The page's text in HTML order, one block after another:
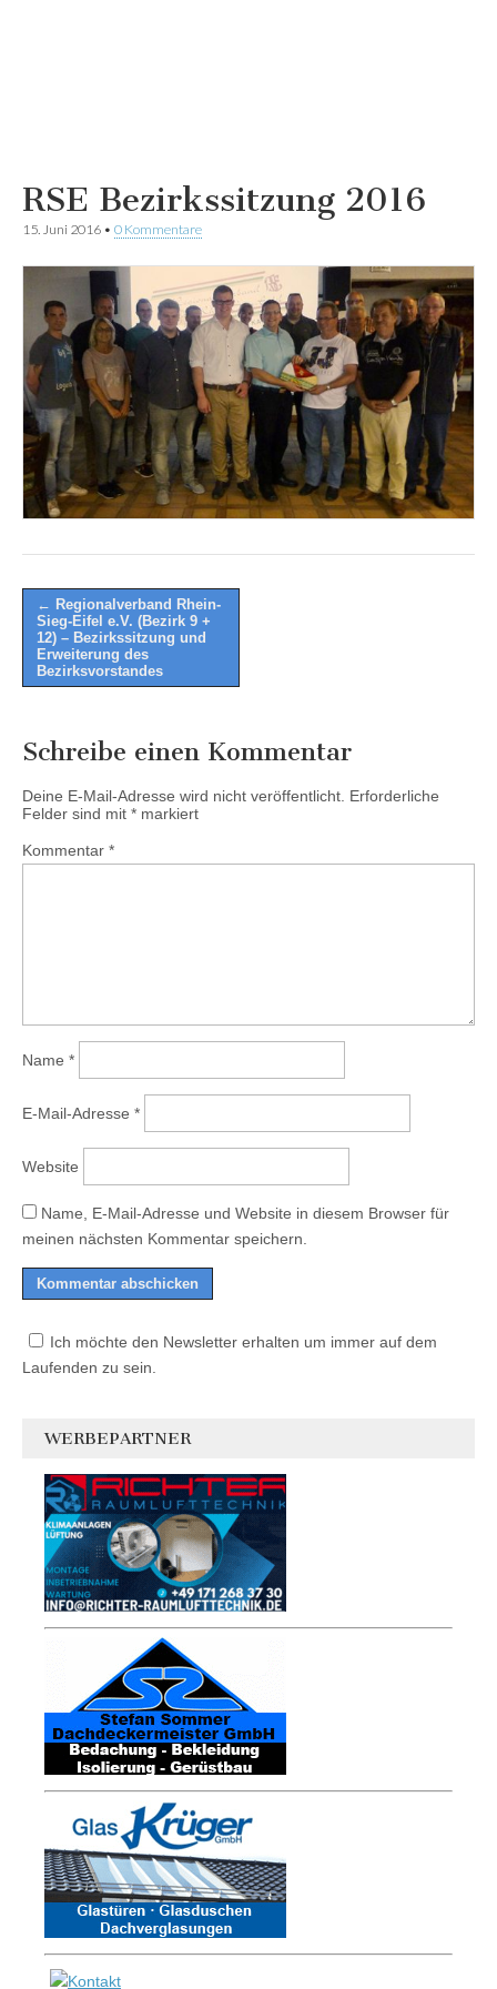
RSE Bezirkssitzung 2016
15. Juni 2016 • 0 Kommentare
Post
navigation
← Regionalverband Rhein-
Sieg-Eifel e.V. (Bezirk 9 +
12) – Bezirkssitzung und
Erweiterung des
Bezirksvorstandes
Schreibe einen Kommentar
Deine E-Mail-Adresse wird nicht veröffentlicht. Erforderliche
Felder sind mit * markiert
Kommentar *
Name *
E-Mail-Adresse *
Website
Name, E-Mail-Adresse und Website in diesem Browser für
meinen nächsten Kommentar speichern.
Ich möchte den Newsletter erhalten um immer auf dem
Laufenden zu sein.
WERBEPARTNER